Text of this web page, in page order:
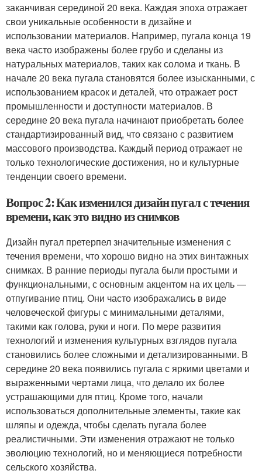
заканчивая серединой 20 века. Каждая эпоха отражает
свои уникальные особенности в дизайне и
использовании материалов. Например, пугала конца 19
века часто изображены более грубо и сделаны из
натуральных материалов, таких как солома и ткань. В
начале 20 века пугала становятся более изысканными, с
использованием красок и деталей, что отражает рост
промышленности и доступности материалов. В
середине 20 века пугала начинают приобретать более
стандартизированный вид, что связано с развитием
массового производства. Каждый период отражает не
только технологические достижения, но и культурные
тенденции своего времени.
Вопрос 2: Как изменился дизайн пугал с течения
времени, как это видно из снимков
Дизайн пугал претерпел значительные изменения с
течения времени, что хорошо видно на этих винтажных
снимках. В ранние периоды пугала были простыми и
функциональными, с основным акцентом на их цель —
отпугивание птиц. Они часто изображались в виде
человеческой фигуры с минимальными деталями,
такими как голова, руки и ноги. По мере развития
технологий и изменения культурных взглядов пугала
становились более сложными и детализированными. В
середине 20 века появились пугала с яркими цветами и
выраженными чертами лица, что делало их более
устрашающими для птиц. Кроме того, начали
использоваться дополнительные элементы, такие как
шляпы и одежда, чтобы сделать пугала более
реалистичными. Эти изменения отражают не только
эволюцию технологий, но и меняющиеся потребности
сельского хозяйства.